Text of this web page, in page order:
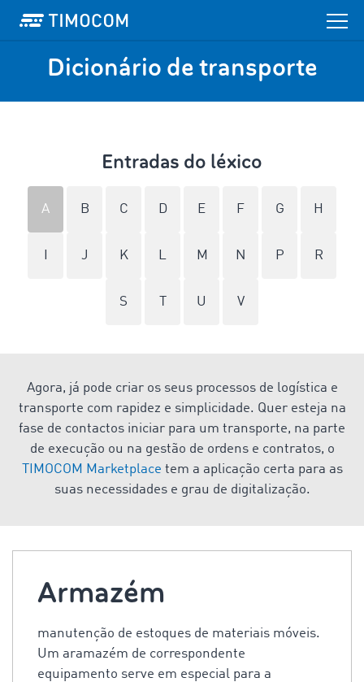
Dicionário de transporte
Entradas do léxico
A B C D E F G H
J K L M N P R
S U V
Agora, já pode criar os seus processos de logística e
transporte com rapidez e simplicidade. Quer esteja na
fase de contactos iniciar para um transporte, na parte
de execução ou na gestão de ordens e contratos, o
TIMOCOM Marketplace tem a aplicação certa para as
suas necessidades e grau de digitalização.
Armazém
manutenção de estoques de materiais móveis.
Um aramazém de correspondente
equipamento serve em especial para a